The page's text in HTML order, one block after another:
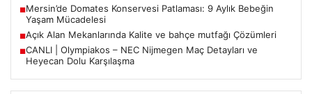
■Mersin’de Domates Konservesi Patlaması: 9 Aylık Bebeğin
Yaşam Mücadelesi
■Açık Alan Mekanlarında Kalite ve bahçe mutfağı Çözümleri
■CANLI | Olympiakos – NEC Nijmegen Maç Detayları ve
Heyecan Dolu Karşılaşma